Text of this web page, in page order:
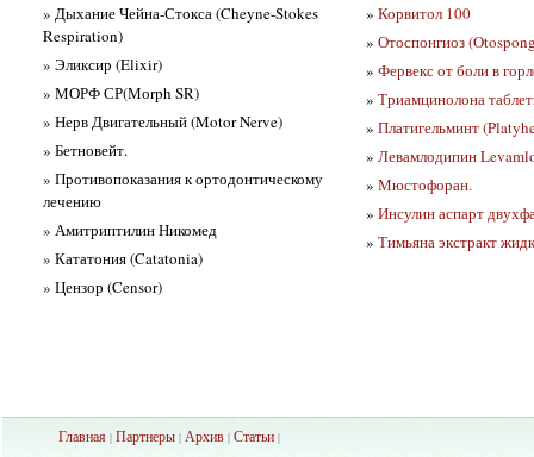
» Дыхание Чейна-Стокса (Cheyne-Stokes
Respiration)
» Эликсир (Elixir)
» МОРФ СР(Моrph SR)
» Нерв Двигательный (Motor Nerve)
» Бетновейт.
» Противопоказания к ортодонтическому
лечению
» Амитриптилин Никомед
» Кататония (Catatonia)
» Цензор (Censor)
» Корвитол 100
» Отоспонгиоз
» Фервекс от боли в
» Триамцинолона
» Платигельминт
» Левамлодипин
» Мюстофоран.
» Инсулин аспарт
» Тимьяна экстракт
Главная | Партнеры | Архив | Статьи |